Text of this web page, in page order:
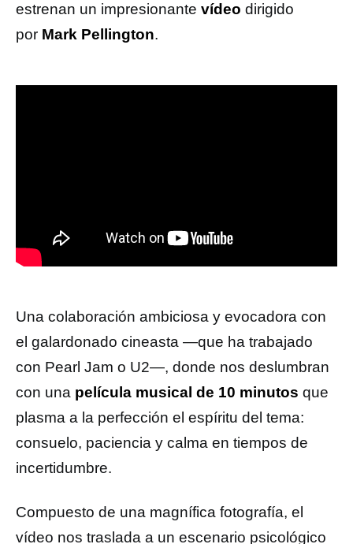
estrenan un impresionante vídeo dirigido
por Mark Pellington.
Una colaboración ambiciosa y evocadora con
el galardonado cineasta —que ha trabajado
con Pearl Jam o U2—, donde nos deslumbran
con una película musical de 10 minutos que
plasma a la perfección el espíritu del tema:
consuelo, paciencia y calma en tiempos de
incertidumbre.
Compuesto de una magnífica fotografía, el
vídeo nos traslada a un escenario psicológico